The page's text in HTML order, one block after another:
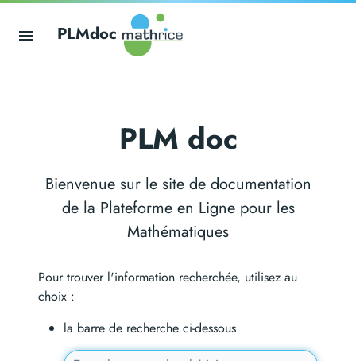
PLMdoc
PLM doc
Bienvenue sur le site de documentation
de la Plateforme en Ligne pour les
Mathématiques
Pour trouver l'information recherchée, utilisez au
choix :
la barre de recherche ci-dessous